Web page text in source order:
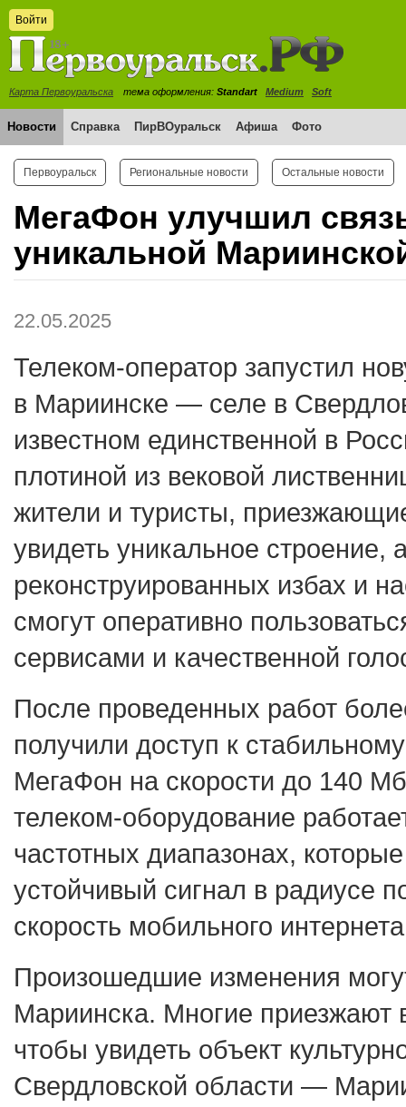
Войти
Карта Первоуральска тема оформления: Standart Medium Soft
Новости Справка ПирВОуральск Афиша Фото
Первоуральск Региональные новости Остальные новости
МегаФон улучшил
уникальной
22.05.2025
Телеком-оператор запустил
в Мариинске — селе в
известном единственной в
плотиной из вековой
жители и туристы,
увидеть уникальное строение,
реконструированных избах и
смогут оперативно
сервисами и качественной
После проведенных работ
получили доступ к
МегаФон на скорости до 140
телеком‑оборудование
частотных диапазонах,
устойчивый сигнал в радиусе
скорость мобильного
Произошедшие изменения
Мариинска. Многие приезжают
чтобы увидеть объект
Свердловской области —